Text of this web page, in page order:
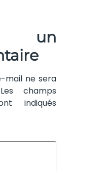
un
mail ne sera
Les champs
indiqués